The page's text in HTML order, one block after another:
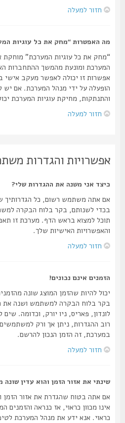
חזור למעלה
מה האפשרות “מחק את כל עוגיות
“מחק את כל עוגיות המערכת” מוחקת את
המערכת ומונעת מהמשך ההתחברות
אפשרות זו יכולה לאפשר מעקב אישי
הופעלה על ידי מנהל המערכת. אם יש לך
והתנתקות, מחיקת עוגיות המערכת יכולה
חזור למעלה
אפשרויות והגדרות משתמש
כיצד אני משנה את ההגדרות שלי?
אם אתה משתמש רשום, כל הגדרותיך
בכדי לשנותם, בקר בלוח הבקרה
תוכל למצוא בראש הדף. מערכת זו תאפשר
והאפשרויות האישיות שלך.
חזור למעלה
הזמנים אינם נכונים!
יכול להיות שהזמן המוצג שונה מהזמנים
בקר בלוח הבקרה למשתמש ושנה את הזמן
לונדון, פאריס, ניו יורק, וכדומה. שים לב
רוב ההגדרות, ניתן אך ורק למשתמשים
במערכת, זה הזמן הנכון להרשם.
חזור למעלה
שינתי את אזור הזמן והוא עדין שונה
אם אתה בטוח שהגדרת את אזור הזמן ושעון
אינו מכוון כראוי, אז כנראה והזמנים
כראוי. אנא ידע את מנהל המערכת לטיפול